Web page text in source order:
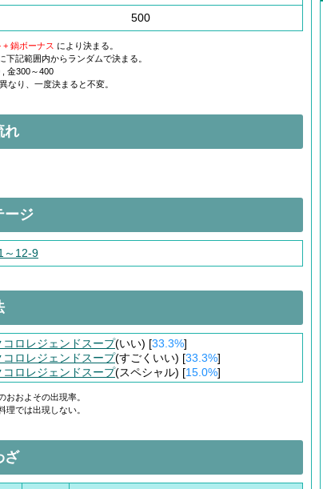
500
鍋ボーナス により決まる。
記範囲内からランダムで決まる。
金300～400
なり、一度決まると不変。
れ
ージ
～12-9
コロレジェンドスープ(いい) [33.3%]
コロレジェンドスープ(すごくいい) [33.3%]
コロレジェンドスープ(スペシャル) [15.0%]
およその出現率。
では出現しない。
ざ